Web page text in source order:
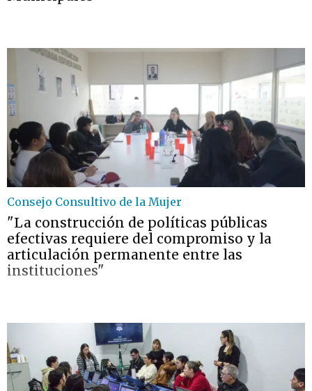
Consejo Consultivo de la Mujer
"La construcción de políticas públicas
efectivas requiere del compromiso y la
articulación permanente entre las
instituciones"